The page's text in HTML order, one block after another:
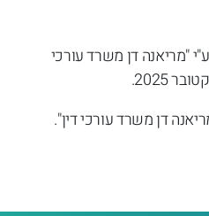
"מריאנה דן משרד עורכי
2025.
דן משרד עורכי דין".